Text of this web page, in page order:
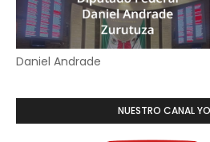
Daniel Andrade
NUESTRO CANAL